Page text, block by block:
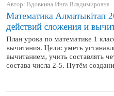
Автор: Вдовкина Инга Владимировна
Математика Алматыкітап
действий сложения и
План урока по математике 1
вычитания. Цели: уметь
вычитанием, учить составлять
состава числа 2-5. Путём